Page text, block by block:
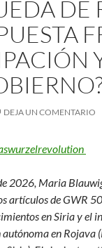
DE
DEJA UN COMENTARIO
2026, Maria
artículos de GWR
en Siria y el
en Rojava